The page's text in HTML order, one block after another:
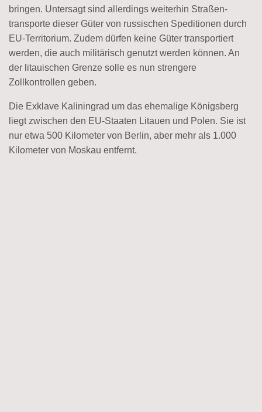
bringen. Untersagt sind allerdings weiterhin Straßen­
transporte dieser Güter von russischen Speditionen durch
EU-Territorium. Zudem dürfen keine Güter transportiert
werden, die auch militärisch genutzt werden können. An
der litauischen Grenze solle es nun strengere
Zollkontrollen geben.
Die Exklave Kaliningrad um das ehemalige Königsberg
liegt zwischen den EU-Staaten Litauen und Polen. Sie ist
nur etwa 500 Kilometer von Berlin, aber mehr als 1.000
Kilometer von Moskau entfernt.